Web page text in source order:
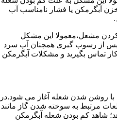
آبگرمکن یا فشار نامناسب آب
مشعل،معمولا این مشکل
از رسوب گیری همچنان آب سرد
تماس بگیرید و مشکلات آبگرمکن
با روشن شدن شعله آغاز می شود.در
مرتبط به سوخته شدن گاز مانند
شاهد کم بودن شعله آبگرمکن